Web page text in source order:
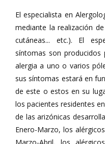
El especialista en
mediante la realización
cutáneas... etc.). El
síntomas son producidos
alergia a uno o varios
sus síntomas estará en
de este o estos en su
los pacientes residentes
de las arizónicas
Enero-Marzo, los